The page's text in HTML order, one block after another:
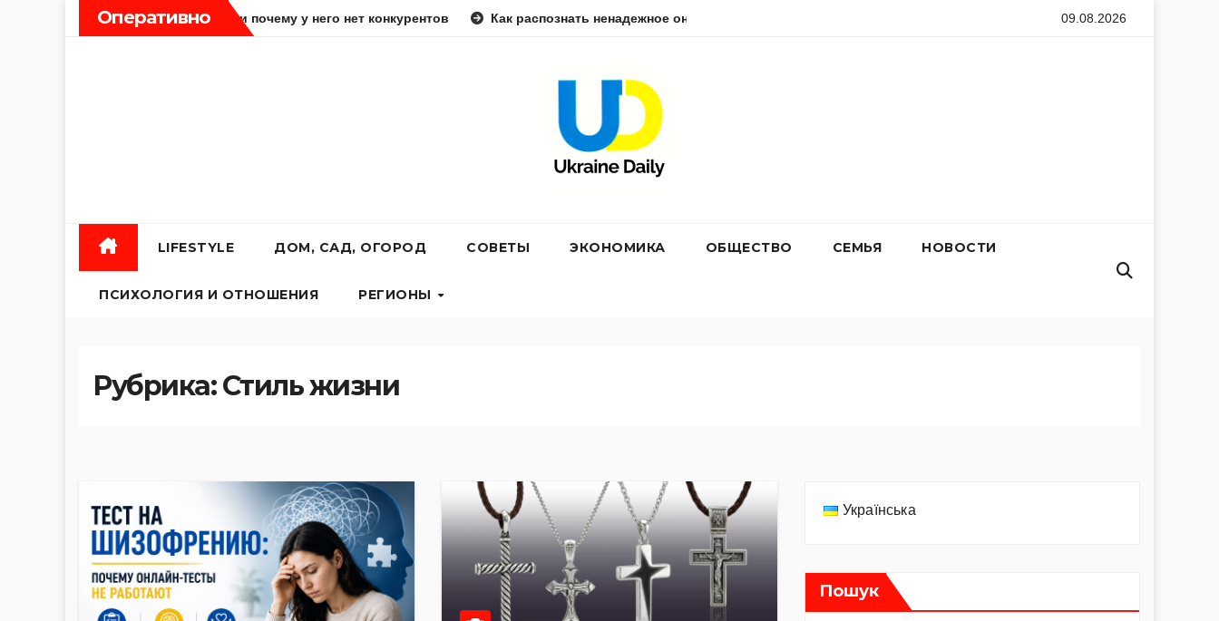
Оперативно
Samsung Z Flip 8 и почему у него нет конкурентов Как распознать ненадежное онлайн-казино — практическое руководство для новичков Магнитные бури сегодня, 31
09.08.2026
LIFESTYLE ДОМ, САД, ОГОРОД СОВЕТЫ ЭКОНОМИКА ОБЩЕСТВО CЕМЬЯ НОВОСТИ
ПСИХОЛОГИЯ И ОТНОШЕНИЯ РЕГИОНЫ
Рубрика:Стиль жизни
Українська
Пошук